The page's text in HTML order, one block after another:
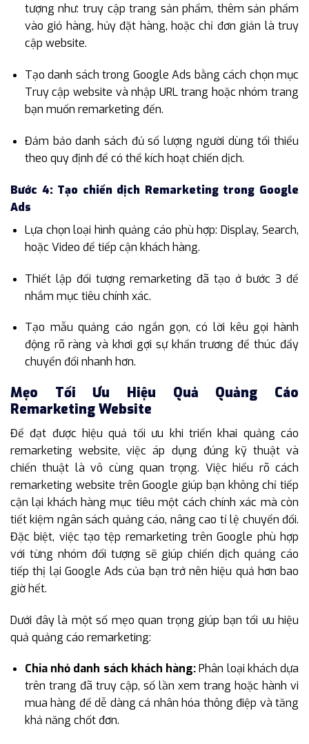
tượng như: truy cập trang sản phẩm, thêm sản phẩm
vào giỏ hàng, hủy đặt hàng, hoặc chỉ đơn giản là truy
cập website.
Tạo danh sách trong Google Ads bằng cách chọn mục
Truy cập website và nhập URL trang hoặc nhóm trang
bạn muốn remarketing đến.
Đảm bảo danh sách đủ số lượng người dùng tối thiểu
theo quy định để có thể kích hoạt chiến dịch.
Bước 4: Tạo chiến dịch Remarketing trong Google
Ads
Lựa chọn loại hình quảng cáo phù hợp: Display, Search,
hoặc Video để tiếp cận khách hàng.
Thiết lập đối tượng remarketing đã tạo ở bước 3 để
nhắm mục tiêu chính xác.
Tạo mẫu quảng cáo ngắn gọn, có lời kêu gọi hành
động rõ ràng và khơi gợi sự khẩn trương để thúc đẩy
chuyển đổi nhanh hơn.
Mẹo Tối Ưu Hiệu Quả Quảng Cáo
Remarketing Website
Để đạt được hiệu quả tối ưu khi triển khai quảng cáo
remarketing website, việc áp dụng đúng kỹ thuật và
chiến thuật là vô cùng quan trọng. Việc hiểu rõ cách
remarketing website trên Google giúp bạn không chỉ tiếp
cận lại khách hàng mục tiêu một cách chính xác mà còn
tiết kiệm ngân sách quảng cáo, nâng cao tỉ lệ chuyển đổi.
Đặc biệt, việc tạo tệp remarketing trên Google phù hợp
với từng nhóm đối tượng sẽ giúp chiến dịch quảng cáo
tiếp thị lại Google Ads của bạn trở nên hiệu quả hơn bao
giờ hết.
Dưới đây là một số mẹo quan trọng giúp bạn tối ưu hiệu
quả quảng cáo remarketing:
Chia nhỏ danh sách khách hàng:Phân loại khách dựa
trên trang đã truy cập, số lần xem trang hoặc hành vi
mua hàng để dễ dàng cá nhân hóa thông điệp và tăng
khả năng chốt đơn.